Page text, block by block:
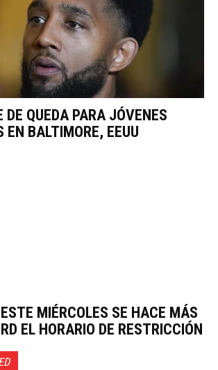
DE QUEDA PARA JÓVENES
EN BALTIMORE, EEUU
MIÉRCOLES SE HACE MÁS
EL HORARIO DE RESTRICCIÓN